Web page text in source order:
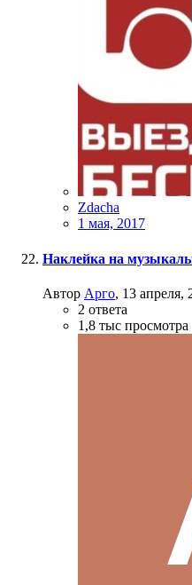
Zdacha
1 мая, 2017
Наклейка на
Автор Арго, 13 апреля,
2 ответа
1,8 тыс просмотра